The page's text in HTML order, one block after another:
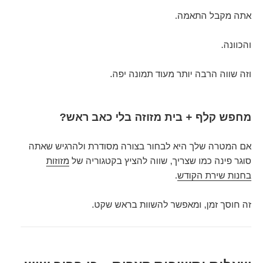
אתה מקבל התאמה.
והכוונה.
וזה שווה הרבה יותר מעוד תמונה יפה.
מחפש קלף + בית מזוזה בלי כאב ראש?
אם המטרה שלך היא לבחור בצורה מסודרת ולהרגיש שאתה
סוגר פינה כמו שצריך, שווה להציץ בקטגוריה של מזוזות
בחנות שירת הקודש.
זה חוסך זמן, ומאפשר להשוות בראש שקט.